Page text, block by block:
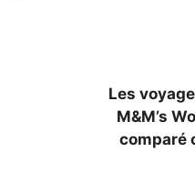
Les
M&M’s
comparé